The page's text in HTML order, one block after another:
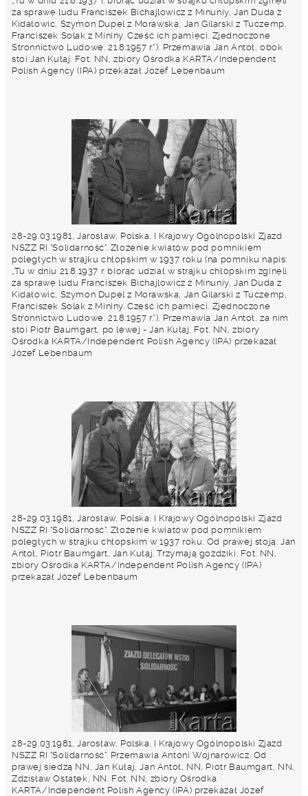
za sprawę ludu Franciszek Bichajlowicz z Minuniy, Jan Duda z
Kidałowic, Szymon Dupel z Morawska, Jan Gilarski z Tuczemp,
Franciszek Solak z Mininy. Cześć ich pamięci. Zjednoczone
Stronnictwo Ludowe. 21.8.1957 r.”). Przemawia Jan Antoł, obok
stoi Jan Kułaj. Fot. NN, zbiory Ośrodka KARTA/Independent
Polish Agency (IPA) przekazał Józef Lebenbaum
28-29.03.1981, Jarosław, Polska. I Krajowy Ogólnopolski Zjazd
NSZZ RI "Solidarność". Złożenie kwiatów pod pomnikiem
poległych w strajku chłopskim w 1937 roku (na pomniku napis:
„Tu w dniu 21.8.1937 r. biorąc udział w strajku chłopskim zginęli
za sprawę ludu Franciszek Bichajlowicz z Minuniy, Jan Duda z
Kidałowic, Szymon Dupel z Morawska, Jan Gilarski z Tuczemp,
Franciszek Solak z Mininy. Cześć ich pamięci. Zjednoczone
Stronnictwo Ludowe. 21.8.1957 r.”). Przemawia Jan Antoł, za nim
stoi Piotr Baumgart, po lewej - Jan Kułaj. Fot. NN, zbiory
Ośrodka KARTA/Independent Polish Agency (IPA) przekazał
Józef Lebenbaum
28-29.03.1981, Jarosław, Polska. I Krajowy Ogólnopolski Zjazd
NSZZ RI "Solidarność". Złożenie kwiatów pod pomnikiem
poległych w strajku chłopskim w 1937 roku. Od prawej stoją: Jan
Antoł, Piotr Baumgart, Jan Kułaj. Trzymają goździki. Fot. NN,
zbiory Ośrodka KARTA/Independent Polish Agency (IPA)
przekazał Józef Lebenbaum
28-29.03.1981, Jarosław, Polska. I Krajowy Ogólnopolski Zjazd
NSZZ RI "Solidarność". Przemawia Antoni Wojnarowicz. Od
prawej siedzą NN, Jan Kułaj, Jan Antoł, NN, Piotr Baumgart, NN,
Zdzisław Ostatek, NN. Fot. NN, zbiory Ośrodka
KARTA/Independent Polish Agency (IPA) przekazał Józef